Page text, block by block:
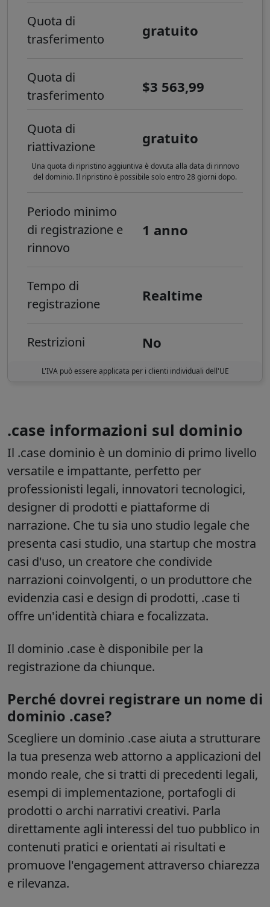
Quota di
trasferimento
gratuito
Quota di
trasferimento
$3 563,99
Quota di
riattivazione
gratuito
Una quota di ripristino aggiuntiva è dovuta alla data di rinnovo
del dominio. Il ripristino è possibile solo entro 28 giorni dopo.
Periodo minimo
di registrazione e
rinnovo
1 anno
Tempo di
registrazione
Realtime
Restrizioni No
L'IVA può essere applicata per i clienti individuali dell'UE
.case informazioni sul dominio
Il .case dominio è un dominio di primo livello
versatile e impattante, perfetto per
professionisti legali, innovatori tecnologici,
designer di prodotti e piattaforme di
narrazione. Che tu sia uno studio legale che
presenta casi studio, una startup che mostra
casi d'uso, un creatore che condivide
narrazioni coinvolgenti, o un produttore che
evidenzia casi e design di prodotti, .case ti
offre un'identità chiara e focalizzata.
Il dominio .case è disponibile per la
registrazione da chiunque.
Perché dovrei registrare un nome di
dominio .case?
Scegliere un dominio .case aiuta a strutturare
la tua presenza web attorno a applicazioni del
mondo reale, che si tratti di precedenti legali,
esempi di implementazione, portafogli di
prodotti o archi narrativi creativi. Parla
direttamente agli interessi del tuo pubblico in
contenuti pratici e orientati ai risultati e
promuove l'engagement attraverso chiarezza
e rilevanza.